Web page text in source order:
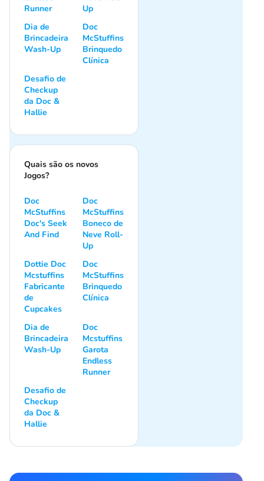
Runner
Up
Dia de
Brincadeira
Wash-Up
Doc
McStuffins
Brinquedo
Clínica
Desafio de
Checkup
da Doc &
Hallie
Quais são os novos
Jogos?
Doc
McStuffins
Doc's Seek
And Find
Doc
McStuffins
Boneco de
Neve Roll-
Up
Dottie Doc
Mcstuffins
Fabricante
de
Cupcakes
Doc
McStuffins
Brinquedo
Clínica
Dia de
Brincadeira
Wash-Up
Doc
Mcstuffins
Garota
Endless
Runner
Desafio de
Checkup
da Doc &
Hallie